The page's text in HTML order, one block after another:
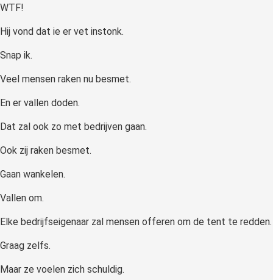
WTF!
Hij vond dat ie er vet instonk.
Snap ik.
Veel mensen raken nu besmet.
En er vallen doden.
Dat zal ook zo met bedrijven gaan.
Ook zij raken besmet.
Gaan wankelen.
Vallen om.
Elke bedrijfseigenaar zal mensen offeren om de tent te redden.
Graag zelfs.
Maar ze voelen zich schuldig.